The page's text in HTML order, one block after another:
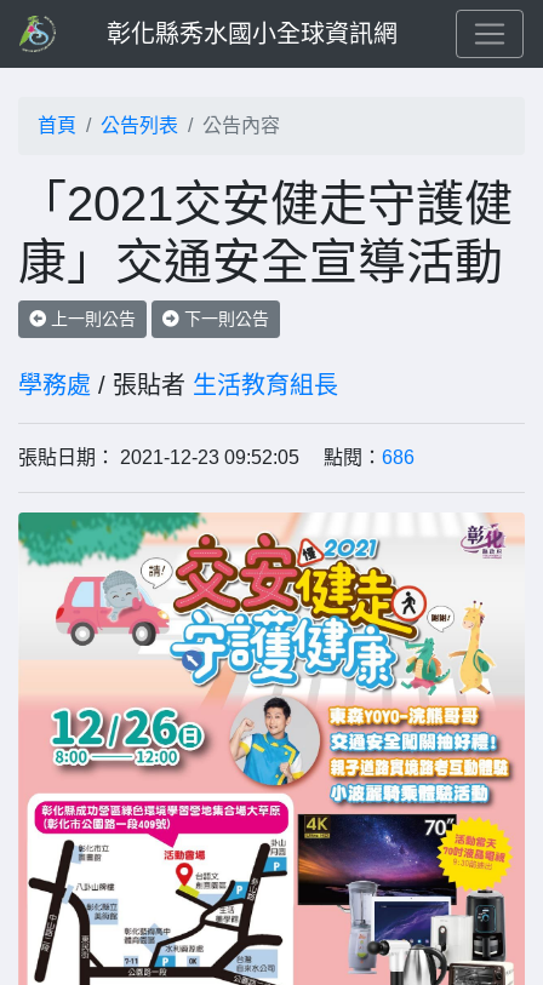
彰化縣秀水國小全球資訊網
首頁 公告列表 公告內容
「2021交安健走守護健
康」交通安全宣導活動
上一則公告 下一則公告
學務處 / 張貼者 生活教育組長
張貼日期： 2021-12-23 09:52:05 點閱： 686